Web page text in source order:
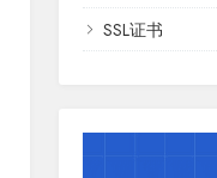
SSL证书